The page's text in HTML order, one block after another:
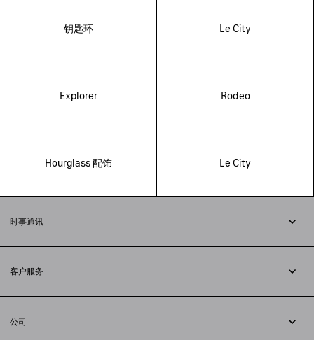
钥匙环 Le City
Explorer Rodeo
Hourglass 配饰 Le City
时事通讯
客户服务
配送方式
公司